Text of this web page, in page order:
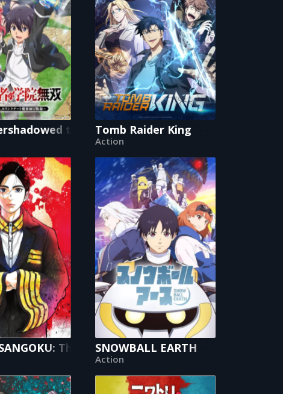
to Overpowered: Second
Tomb Raider King
Action
The Three Nations of the Crimson Sun
SNOWBALL EARTH
Action